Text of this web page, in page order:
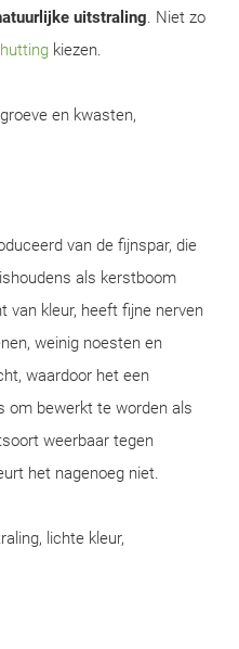
uitstraling. Niet zo
kiezen.
en kwasten,
van de fijnspar, die
als kerstboom
van kleur, heeft fijne nerven
weinig noesten en
waardoor het een
om bewerkt te worden als
weerbaar tegen
het nagenoeg niet.
lichte kleur,